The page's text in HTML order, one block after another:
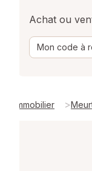
Achat ou
Mon code à
Immobilier >